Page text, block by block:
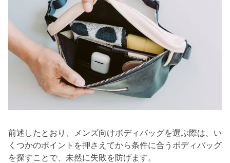
前述したとおり、メンズ向けボディバッグを選ぶ際は、い
くつかのポイントを押さえてから条件に合うボディバッグ
を探すことで、未然に失敗を防げます。